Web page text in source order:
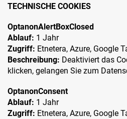
TECHNISCHE COOKIES
OptanonAlertBoxClosed
Ablauf: 1 Jahr
Zugriff: Etnetera, Azure, Google
Beschreibung: Deaktiviert das
klicken, gelangen Sie zum
OptanonConsent
Ablauf: 1 Jahr
Zugriff: Etnetera, Azure, Google